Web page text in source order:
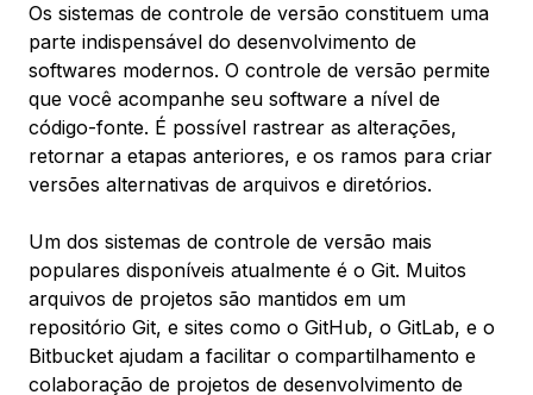
Os sistemas de controle de versão constituem uma
parte indispensável do desenvolvimento de
softwares modernos. O controle de versão permite
que você acompanhe seu software a nível de
código-fonte. É possível rastrear as alterações,
retornar a etapas anteriores, e os ramos para criar
versões alternativas de arquivos e diretórios.
Um dos sistemas de controle de versão mais
populares disponíveis atualmente é o Git. Muitos
arquivos de projetos são mantidos em um
repositório Git, e sites como o GitHub, o GitLab, e o
Bitbucket ajudam a facilitar o compartilhamento e
colaboração de projetos de desenvolvimento de